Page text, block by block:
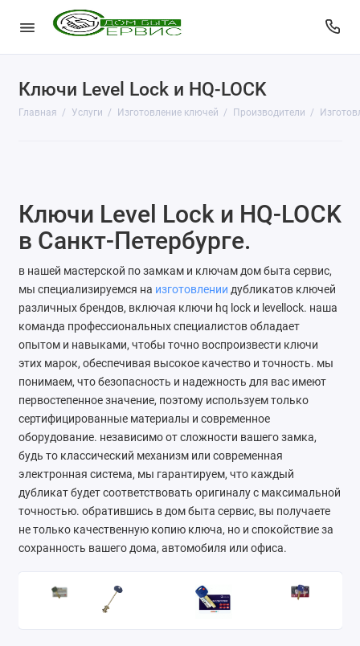
Ключи Level Lock и HQ-LOCK
Главная Услуги Изготовление ключей Производители
КопиЦентр
Заправка картриджей
Изготовление ключей
Пульты для ворот и шлагбаумов
Ремонт чемоданов
Ателье
Ремонт обуви
Заточка инструментов
Ремонт сумок
Ремонт зонтов
Ремонт часов
Ремонт мелкой бытовой техники
Ключи Level Lock и HQ-LOCK
в Санкт-Петербурге.
в нашей мастерской по замкам и ключам дом быта сервис,
мы специализируемся на изготовлении дубликатов ключей
различных брендов, включая ключи hq lock и levellock. наша
команда профессиональных специалистов обладает
опытом и навыками, чтобы точно воспроизвести ключи
этих марок, обеспечивая высокое качество и точность. мы
понимаем, что безопасность и надежность для вас имеют
первостепенное значение, поэтому используем только
сертифицированные материалы и современное
оборудование. независимо от сложности вашего замка,
будь то классический механизм или современная
электронная система, мы гарантируем, что каждый
дубликат будет соответствовать оригиналу с максимальной
точностью. обратившись в дом быта сервис, вы получаете
не только качественную копию ключа, но и спокойствие за
сохранность вашего дома, автомобиля или офиса.